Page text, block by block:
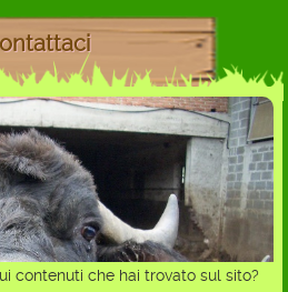
contenuti che hai trovato sul sito?